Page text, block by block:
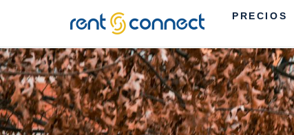
RENT'N
CONNECT
PRECIOS